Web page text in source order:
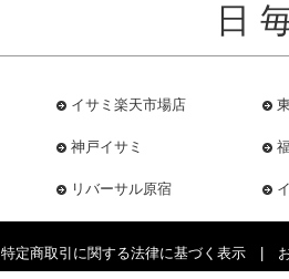
日
イサミ楽天市場店
神戸イサミ
リバーサル原宿
特定商取引に関する法律に基づく表示